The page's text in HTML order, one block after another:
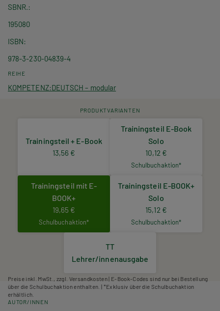
SBNR.
195080
ISBN
978-3-230-04839-4
REIHE
KOMPETENZ:DEUTSCH – modular
PRODUKTVARIANTEN
Trainingsteil + E-Book
13,56 €
Trainingsteil E-Book
Solo
10,12 €
Schulbuchaktion*
Trainingsteil mit E-
BOOK+
19,65 €
Schulbuchaktion*
Trainingsteil E-BOOK+
Solo
15,12 €
Schulbuchaktion*
TT
Lehrer/innenausgabe
Preise inkl. MwSt., zzgl. Versandkosten | E-Book-Codes sind nur bei Bestellung
über die Schulbuchaktion enthalten. | *Exklusiv über die Schulbuchaktion
erhältlich.
AUTOR/INNEN